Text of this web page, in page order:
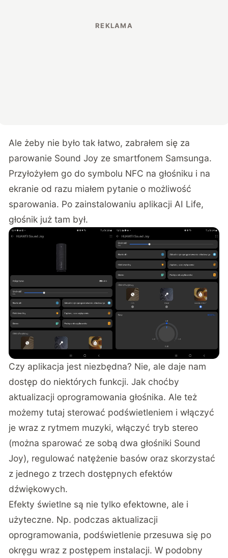
Ale żeby nie było tak łatwo, zabrałem się za
parowanie Sound Joy ze smartfonem Samsunga.
Przyłożyłem go do symbolu NFC na głośniku i na
ekranie od razu miałem pytanie o możliwość
sparowania. Po zainstalowaniu aplikacji AI Life,
głośnik już tam był.
Czy aplikacja jest niezbędna? Nie, ale daje nam
dostęp do niektórych funkcji. Jak choćby
aktualizacji oprogramowania głośnika. Ale też
możemy tutaj sterować podświetleniem i włączyć
je wraz z rytmem muzyki, włączyć tryb stereo
(można sparować ze sobą dwa głośniki Sound
Joy), regulować natężenie basów oraz skorzystać
z jednego z trzech dostępnych efektów
dźwiękowych.
Efekty świetlne są nie tylko efektowne, ale i
użyteczne. Np. podczas aktualizacji
oprogramowania, podświetlenie przesuwa się po
okręgu wraz z postępem instalacji. W podobny